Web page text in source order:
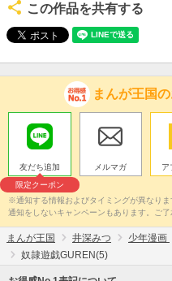
この作品を共有する
まんが王国
友だち追加
限定クーポン
メルマガ ア
※通知する情報およびタイミングが異なり
通知をしないキャンペーンもあります。ご了
まんが王国 井深みつ 少年漫画
奴隷遊戯GUREN(5)